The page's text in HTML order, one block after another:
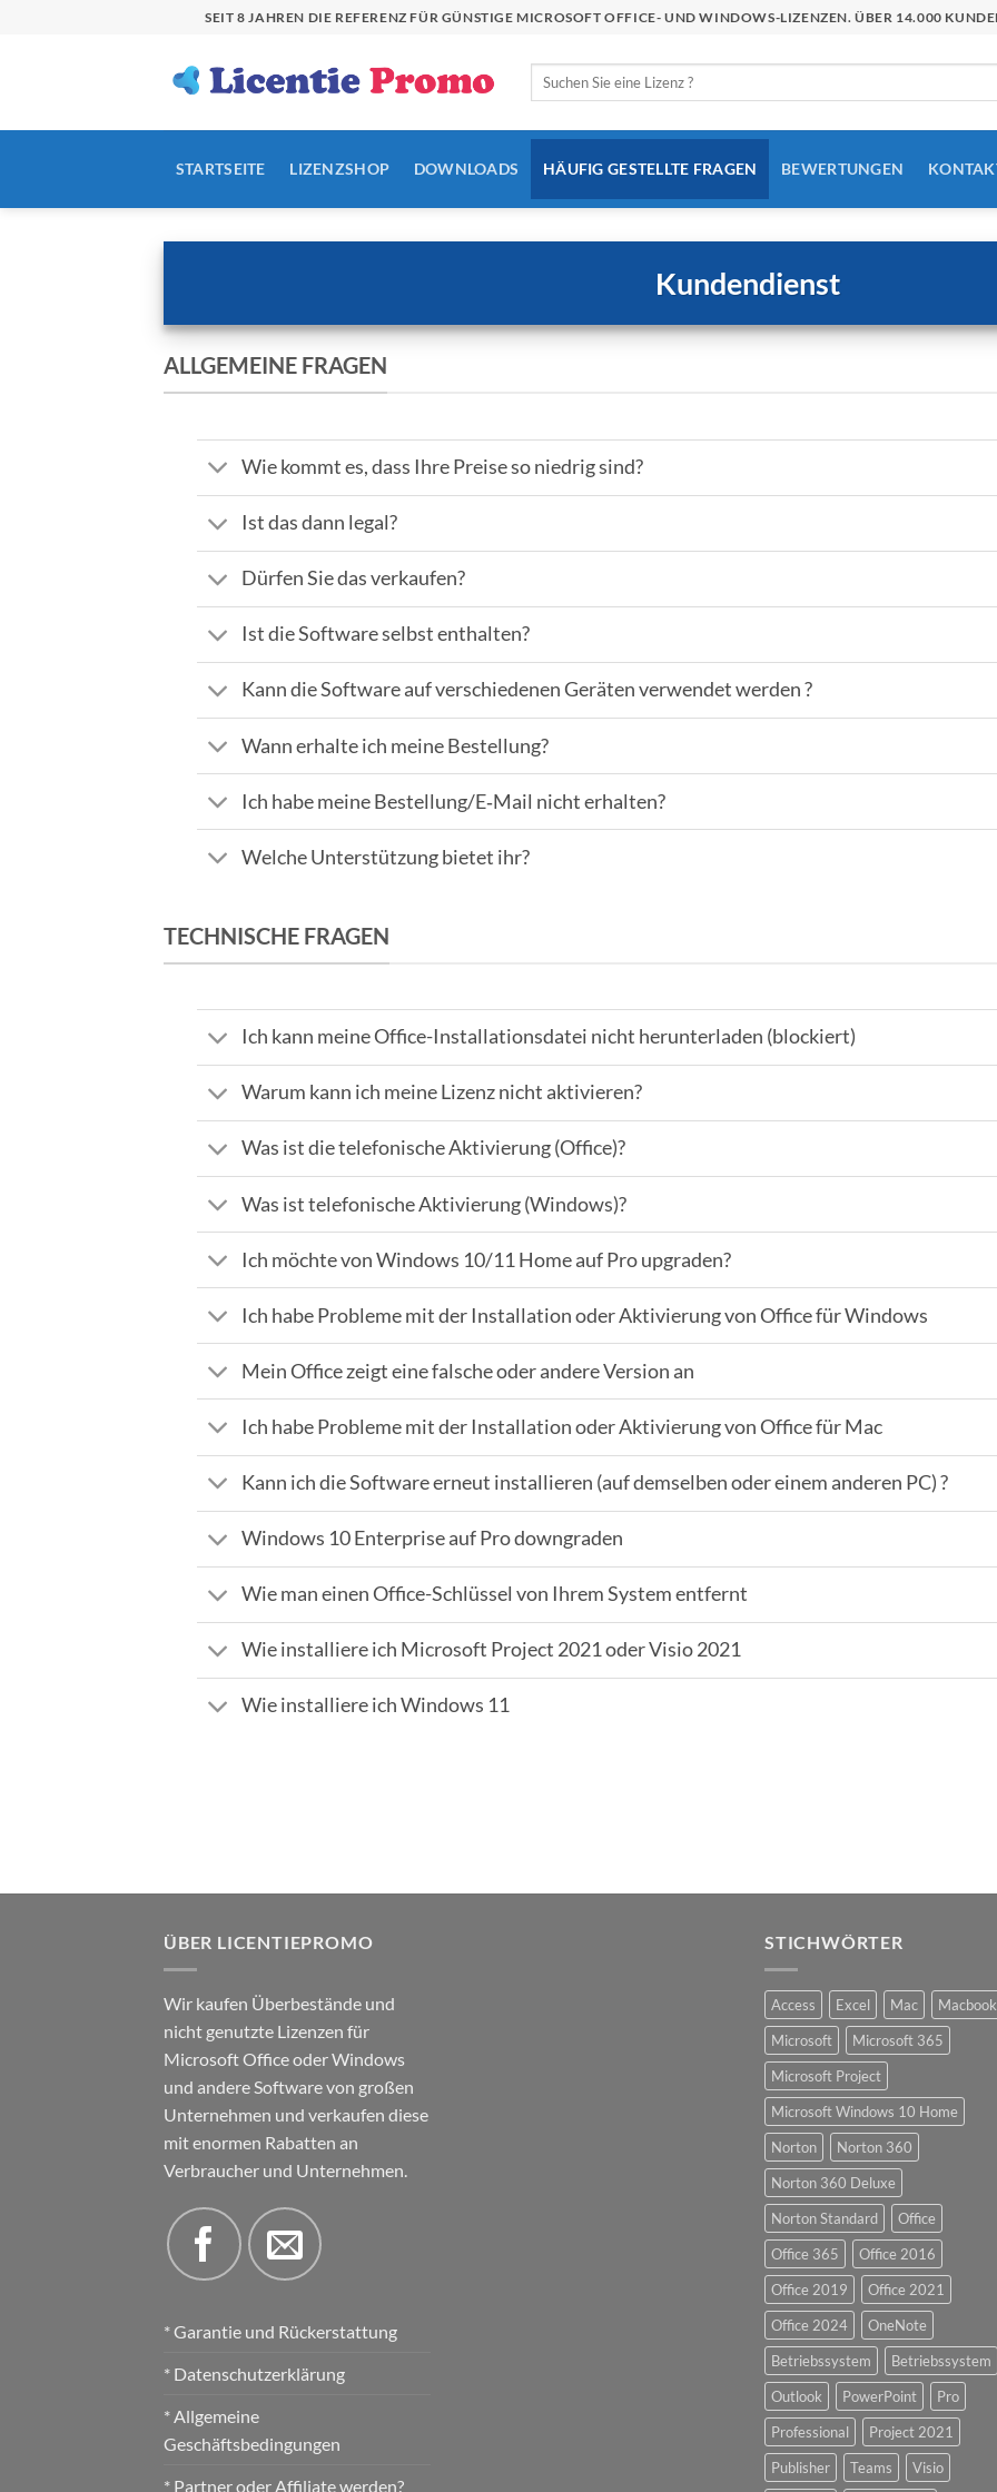
SEIT 8 JAHREN DIE REFERENZ FÜR GÜNSTIGE MICROSOFT OFFICE- UND WINDOWS-LIZENZEN. ÜBER 14.000
Suchen
STARTSEITE LIZENZSHOP DOWNLOADS HÄUFIG GESTELLTE FRAGEN BEWERTUNGEN
Kundendienst
ALLGEMEINE FRAGEN
Wie kommt es, dass Ihre Preise so niedrig sind?
Ist das dann legal?
Dürfen Sie das verkaufen?
Ist die Software selbst enthalten?
Kann die Software auf verschiedenen Geräten verwendet werden ?
Wann erhalte ich meine Bestellung?
Ich habe meine Bestellung/E‑Mail nicht erhalten?
Welche Unterstützung bietet ihr?
TECHNISCHE FRAGEN
Ich kann meine Office-Installationsdatei nicht herunterladen (blockiert)
Warum kann ich meine Lizenz nicht aktivieren?
Was ist die telefonische Aktivierung (Office)?
Was ist telefonische Aktivierung (Windows)?
Ich möchte von Windows 10/11 Home auf Pro upgraden?
Ich habe Probleme mit der Installation oder Aktivierung von Office für Windows
Mein Office zeigt eine falsche oder andere Version an
Ich habe Probleme mit der Installation oder Aktivierung von Office für Mac
Kann ich die Software erneut installieren (auf demselben oder einem anderen PC) ?
Windows 10 Enterprise auf Pro downgraden
Wie man einen Office-Schlüssel von Ihrem System entfernt
Wie installiere ich Microsoft Project 2021 oder Visio 2021
Wie installiere ich Windows 11
ÜBER LICENTIEPROMO
Wir kaufen Überbestände und
nicht genutzte Lizenzen für
Microsoft Office oder Windows
und andere Software von großen
Unternehmen und verkaufen diese
mit enormen Rabatten an
Verbraucher und Unternehmen.
* Garantie und Rückerstattung
* Datenschutzerklärung
* Allgemeine
Geschäftsbedingungen
* Partner oder Affiliate werden?
STICHWÖRTER
Access Excel Mac
Macbook
Microsoft
Microsoft 365
Microsoft Project
Microsoft Windows 10 Home
Norton
Norton 360
Norton 360 Deluxe
Norton Standard
Office
Office 365
Office 2016
Office 2019
Office 2021
Office 2024
OneNote
Betriebssystem
Betriebssystem
Outlook
PowerPoint
Pro
Professional
Project 2021
Publisher
Teams Visio